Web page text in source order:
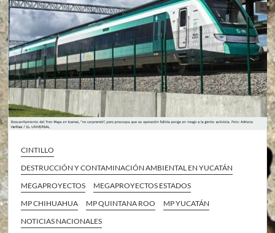
CINTILLO
DESTRUCCIÓN Y CONTAMINACIÓN AMBIENTAL EN YUCATÁN
MEGAPROYECTOS
MEGAPROYECTOS ESTADOS
MP CHIHUAHUA
MP QUINTANA ROO
MP YUCATÁN
NOTICIAS NACIONALES